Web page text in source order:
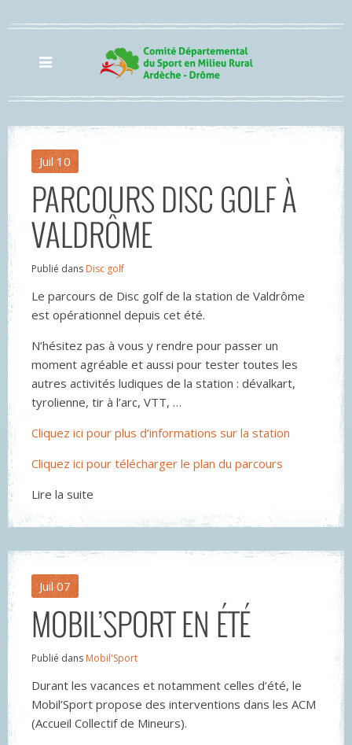
Juil 10
PARCOURS DISC GOLF À
VALDRÔME
Publié dans Disc golf
Le parcours de Disc golf de la station de Valdrôme
est opérationnel depuis cet été.
N’hésitez pas à vous y rendre pour passer un
moment agréable et aussi pour tester toutes les
autres activités ludiques de la station : dévalkart,
tyrolienne, tir à l’arc, VTT, …
Cliquez ici pour plus d’informations sur la station
Cliquez ici pour télécharger le plan du parcours
Lire la suite
Juil 07
MOBIL’SPORT EN ÉTÉ
Publié dans Mobil'Sport
Durant les vacances et notamment celles d’été, le
Mobil’Sport propose des interventions dans les ACM
(Accueil Collectif de Mineurs).